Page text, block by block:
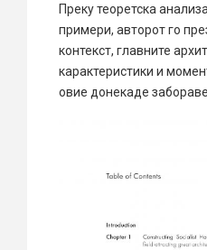
Преку теоретска
примери, авторот го
контекст, главните
карактеристики и
овие донекаде